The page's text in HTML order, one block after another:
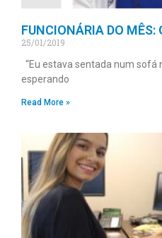
FUNCIONÁRIA DO MÊS:
25/01/2019
“Eu estava sentada num sofá
esperando
Read More »